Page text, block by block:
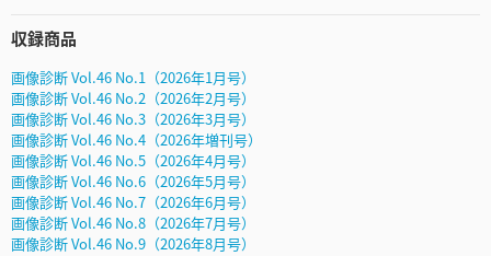
収録商品
画像診断 Vol.46 No.1（2026年1月号）
画像診断 Vol.46 No.2（2026年2月号）
画像診断 Vol.46 No.3（2026年3月号）
画像診断 Vol.46 No.4（2026年増刊号）
画像診断 Vol.46 No.5（2026年4月号）
画像診断 Vol.46 No.6（2026年5月号）
画像診断 Vol.46 No.7（2026年6月号）
画像診断 Vol.46 No.8（2026年7月号）
画像診断 Vol.46 No.9（2026年8月号）